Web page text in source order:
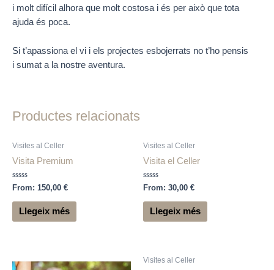
i molt difícil alhora que molt costosa i és per això que tota
ajuda és poca.
Si t’apassiona el vi i els projectes esbojerrats no t’ho pensis
i sumat a la nostre aventura.
Productes relacionats
Visites al Celler
Visita Premium
Puntuat
0
de
From: 150,00 €
Llegeix més
Visites al Celler
Visita el Celler
Puntuat
0
de
From: 30,00 €
Llegeix més
Visites al Celler